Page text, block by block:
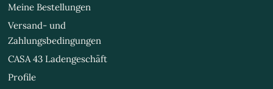
Meine Bestellungen
Versand- und
Zahlungsbedingungen
CASA 43 Ladengeschäft
Profile